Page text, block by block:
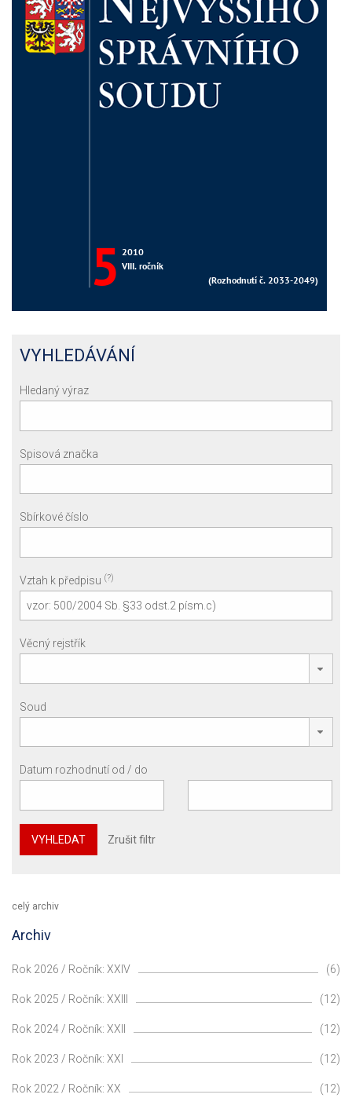
VYHLEDÁVÁNÍ
Hledaný výraz
Spisová značka
Sbírkové číslo
Vztah k předpisu (?)
Věcný rejstřík
Soud
Datum rozhodnutí od / do
VYHLEDAT Zrušit filtr
celý archiv
Archiv
Rok 2026 / Ročník: XXIV (6)
Rok 2025 / Ročník: XXIII (12)
Rok 2024 / Ročník: XXII (12)
Rok 2023 / Ročník: XXI (12)
Rok 2022 / Ročník: XX (12)